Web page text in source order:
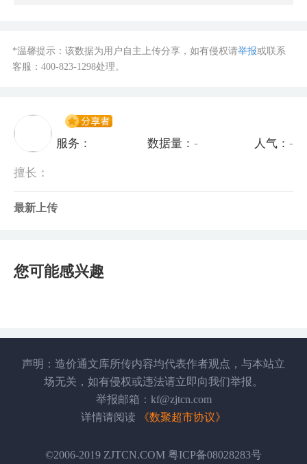
*温馨提示：该数据为用户自主上传分享，如有侵权请举报或联系
客服： 400-823-1298处理。
服务： 数据量：- 人气： -
擅长：
最新上传
您可能感兴趣
声明：造价通文库所传内容均代表作者观点，与本站立
场无关，如有侵权或违法请立即向我们举报。
举报邮箱：kf@zjtcn.com
详情请阅读
《数聚超市协议》
©2006-2019 ZJTCN.COM 粤ICP备08028283号